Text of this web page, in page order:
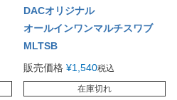
DACオリジナル
オールインワンマルチスワブ
MLTSB
販売価格 ¥1,540税込
在庫切れ